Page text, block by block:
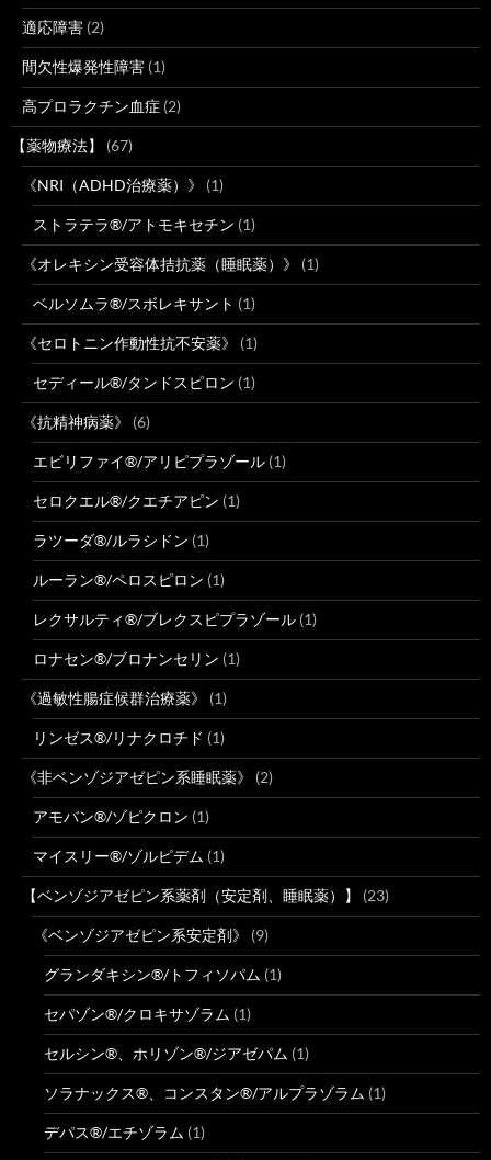
適応障害 (2)
間欠性爆発性障害 (1)
高プロラクチン血症 (2)
【薬物療法】 (67)
《NRI（ADHD治療薬）》 (1)
ストラテラ®/アトモキセチン (1)
《オレキシン受容体拮抗薬（睡眠薬）》 (1)
ベルソムラ®/スボレキサント (1)
《セロトニン作動性抗不安薬》 (1)
セディール®/タンドスピロン (1)
《抗精神病薬》 (6)
エビリファイ®/アリピプラゾール (1)
セロクエル®/クエチアピン (1)
ラツーダ®/ルラシドン (1)
ルーラン®/ペロスピロン (1)
レクサルティ®/ブレクスピプラゾール (1)
ロナセン®/ブロナンセリン (1)
《過敏性腸症候群治療薬》 (1)
リンゼス®/リナクロチド (1)
《非ベンゾジアゼピン系睡眠薬》 (2)
アモバン®/ゾピクロン (1)
マイスリー®/ゾルピデム (1)
【ベンゾジアゼピン系薬剤（安定剤、睡眠薬）】 (23)
《ベンゾジアゼピン系安定剤》 (9)
グランダキシン®/トフィソパム (1)
セパゾン®/クロキサゾラム (1)
セルシン®、ホリゾン®/ジアゼパム (1)
ソラナックス®、コンスタン®/アルプラゾラム (1)
デパス®/エチゾラム (1)